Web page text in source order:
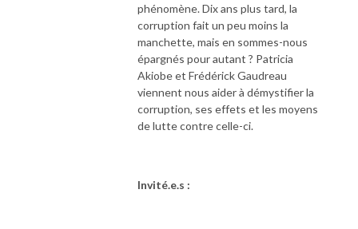
phénomène. Dix ans plus tard, la
corruption fait un peu moins la
manchette, mais en sommes-nous
épargnés pour autant ? Patricia
Akiobe et Frédérick Gaudreau
viennent nous aider à démystifier la
corruption, ses effets et les moyens
de lutte contre celle-ci.
Invité.e.s :